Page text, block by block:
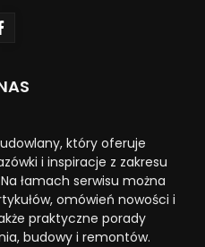
który oferuje
i inspiracje z zakresu
łamach serwisu można
omówień nowości i
praktyczne porady
budowy i remontów.